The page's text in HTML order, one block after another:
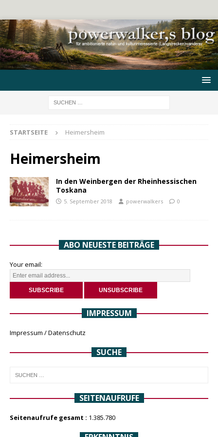
STARTSEITE Heimersheim
Heimersheim
In den Weinbergen der Rheinhessischen
Toskana
5. September 2018 powerwalkers 0
ABO NEUESTE BEITRÄGE
Your email:
IMPRESSUM
Impressum / Datenschutz
SUCHE
SEITENAUFRUFE
Seitenaufrufe gesamt : 1.385.780